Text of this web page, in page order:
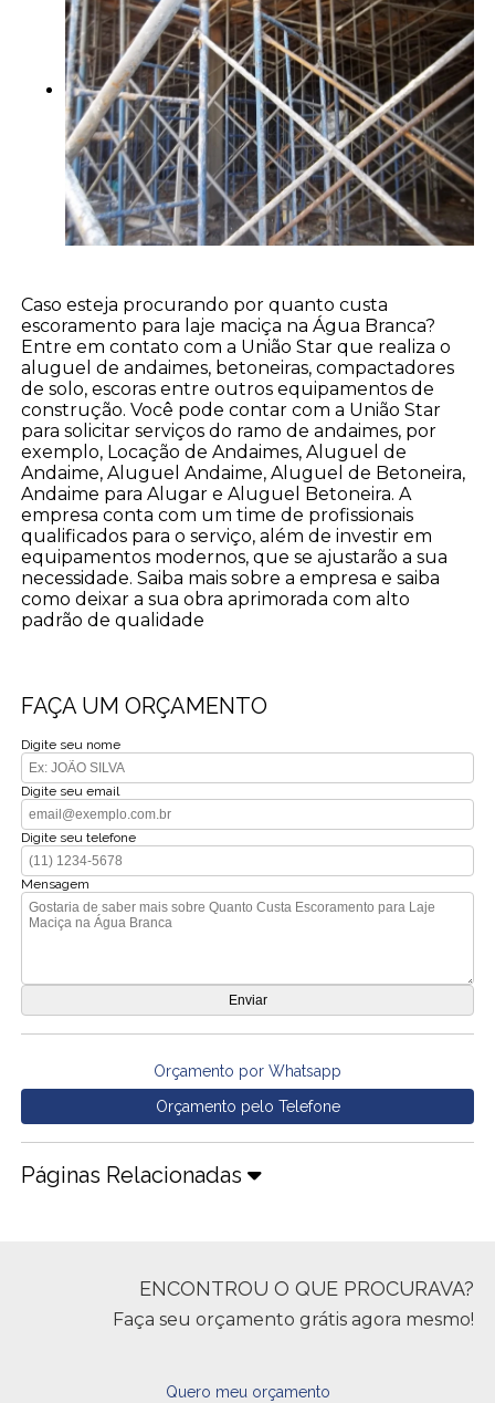
Caso esteja procurando por quanto custa
escoramento para laje maciça na Água Branca?
Entre em contato com a União Star que realiza o
aluguel de andaimes, betoneiras, compactadores
de solo, escoras entre outros equipamentos de
construção. Você pode contar com a União Star
para solicitar serviços do ramo de andaimes, por
exemplo, Locação de Andaimes, Aluguel de
Andaime, Aluguel Andaime, Aluguel de Betoneira,
Andaime para Alugar e Aluguel Betoneira. A
empresa conta com um time de profissionais
qualificados para o serviço, além de investir em
equipamentos modernos, que se ajustarão a sua
necessidade. Saiba mais sobre a empresa e saiba
como deixar a sua obra aprimorada com alto
padrão de qualidade
FAÇA UM ORÇAMENTO
Digite seu nome
Digite seu email
Digite seu telefone
Mensagem
Orçamento por Whatsapp
Orçamento pelo Telefone
Páginas Relacionadas
ENCONTROU O QUE PROCURAVA?
Faça seu orçamento grátis agora mesmo!
Quero meu orçamento